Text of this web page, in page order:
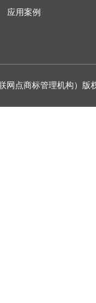
应用案例
网点商标管理机构）版